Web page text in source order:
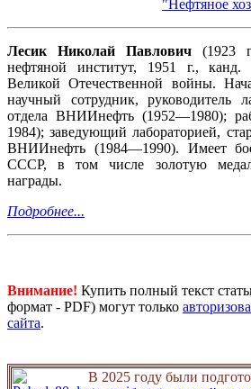
"Нефтяное
Лесик Николай Павлович (1923
нефтяной институт, 1951 г., канд.
Великой Отечественной войны.
научный сотрудник, руководитель
отдела ВНИИнефть (1952—1980);
1984); заведующий лабораторией,
ВНИИнефть (1984—1990). Имеет
СССР, в том числе золотую
награды.
Подробнее...
Внимание! Купить полный текст
формат - PDF) могут только
сайта.
В 2025 году были